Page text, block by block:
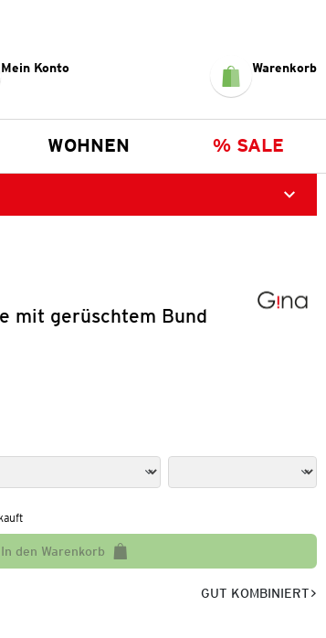
Mein Konto Warenkorb
WOHNEN % SALE
mit gerüschtem Bund
In den Warenkorb
GUT KOMBINIERT